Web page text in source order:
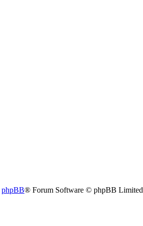
phpBB® Forum Software © phpBB Limited